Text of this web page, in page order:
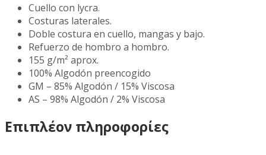
Cuello con lycra.
Costuras laterales.
Doble costura en cuello, mangas y bajo.
Refuerzo de hombro a hombro.
155 g/m² aprox.
100% Algodón preencogido
GM – 85% Algodón / 15% Viscosa
AS – 98% Algodón / 2% Viscosa
Επιπλέον πληροφορίες